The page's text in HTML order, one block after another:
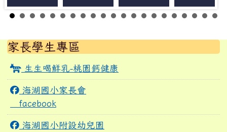
左邊區域內容
家長學生專區
生生喝鮮乳-桃園鈣健康
海湖國小家長會
facebook
海湖國小附設幼兒園